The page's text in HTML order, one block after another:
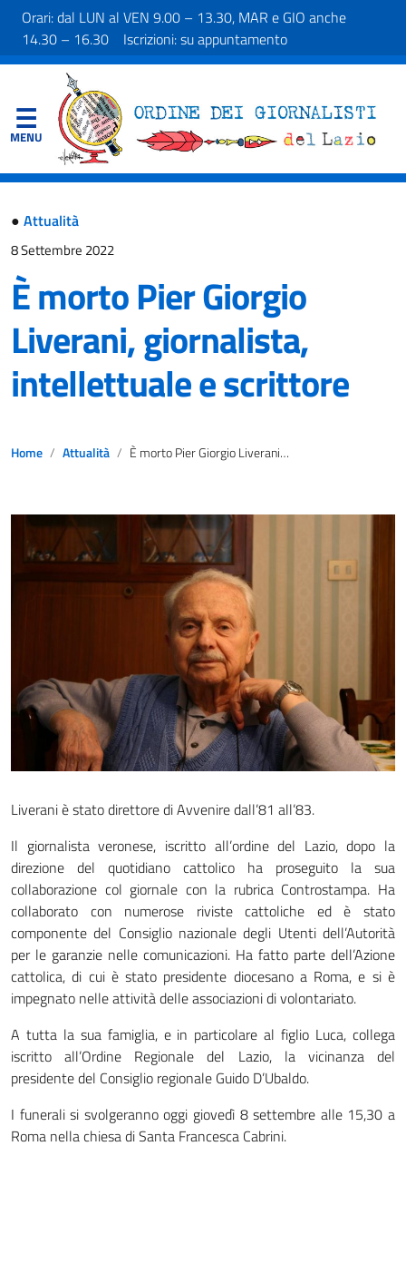
Orari: dal LUN al VEN 9.00 – 13.30, MAR e GIO anche
14.30 – 16.30 Iscrizioni: su appuntamento
● Attualità
8 Settembre 2022
È morto Pier Giorgio
Liverani, giornalista,
intellettuale e scrittore
Home Attualità È morto Pier Giorgio Liverani, giornalista, intellettuale e scrittore
Liverani è stato direttore di Avvenire dall’81 all’83.
Il giornalista veronese, iscritto all’ordine del Lazio, dopo la
direzione del quotidiano cattolico ha proseguito la sua
collaborazione col giornale con la rubrica Controstampa. Ha
collaborato con numerose riviste cattoliche ed è stato
componente del Consiglio nazionale degli Utenti dell’Autorità
per le garanzie nelle comunicazioni. Ha fatto parte dell’Azione
cattolica, di cui è stato presidente diocesano a Roma, e si è
impegnato nelle attività delle associazioni di volontariato.
A tutta la sua famiglia, e in particolare al figlio Luca, collega
iscritto all’Ordine Regionale del Lazio, la vicinanza del
presidente del Consiglio regionale Guido D’Ubaldo.
I funerali si svolgeranno oggi giovedì 8 settembre alle 15,30 a
Roma nella chiesa di Santa Francesca Cabrini.